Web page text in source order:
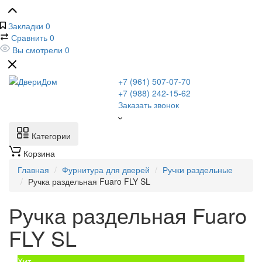
Закладки 0
Сравнить 0
Вы смотрели 0
+7 (961) 507-07-70
+7 (988) 242-15-62
Заказать звонок
Категории
Корзина
Главная
Фурнитура для дверей
Ручки раздельные
Ручка раздельная Fuaro FLY SL
Ручка раздельная Fuaro
FLY SL